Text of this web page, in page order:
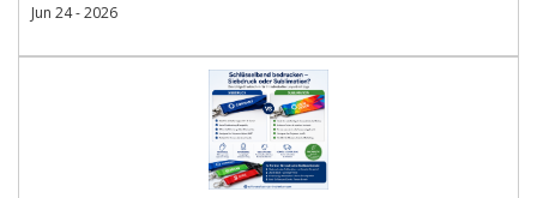
Jun 24 - 2026